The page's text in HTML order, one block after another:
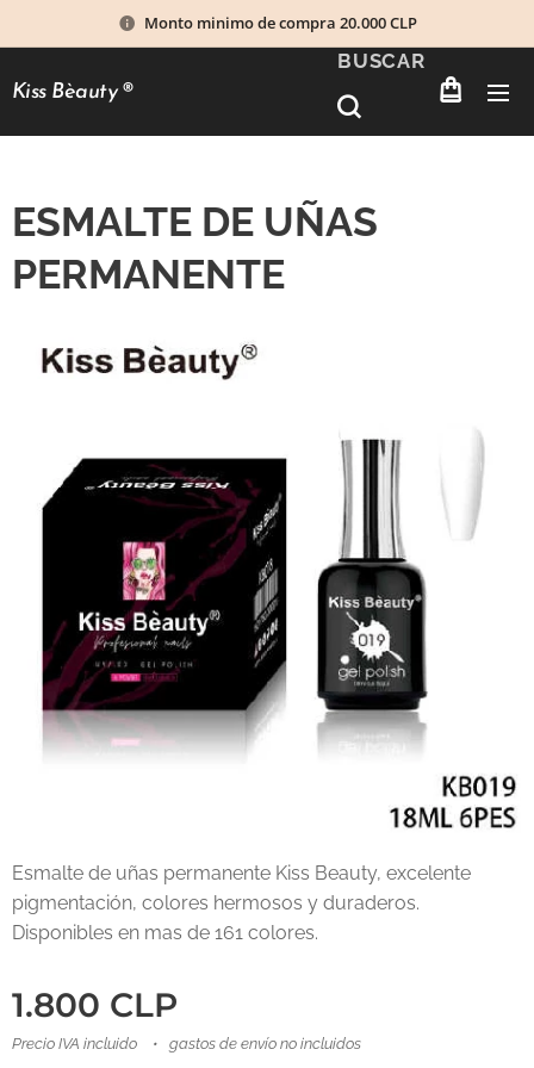
Monto minimo de compra 20.000 CLP
Kiss Bèauty®
BUSCAR
ESMALTE DE UÑAS
PERMANENTE
Esmalte de uñas permanente Kiss Beauty, excelente
pigmentación, colores hermosos y duraderos.
Disponibles en mas de 161 colores.
1.800 CLP
Precio IVA incluido gastos de envío no incluidos